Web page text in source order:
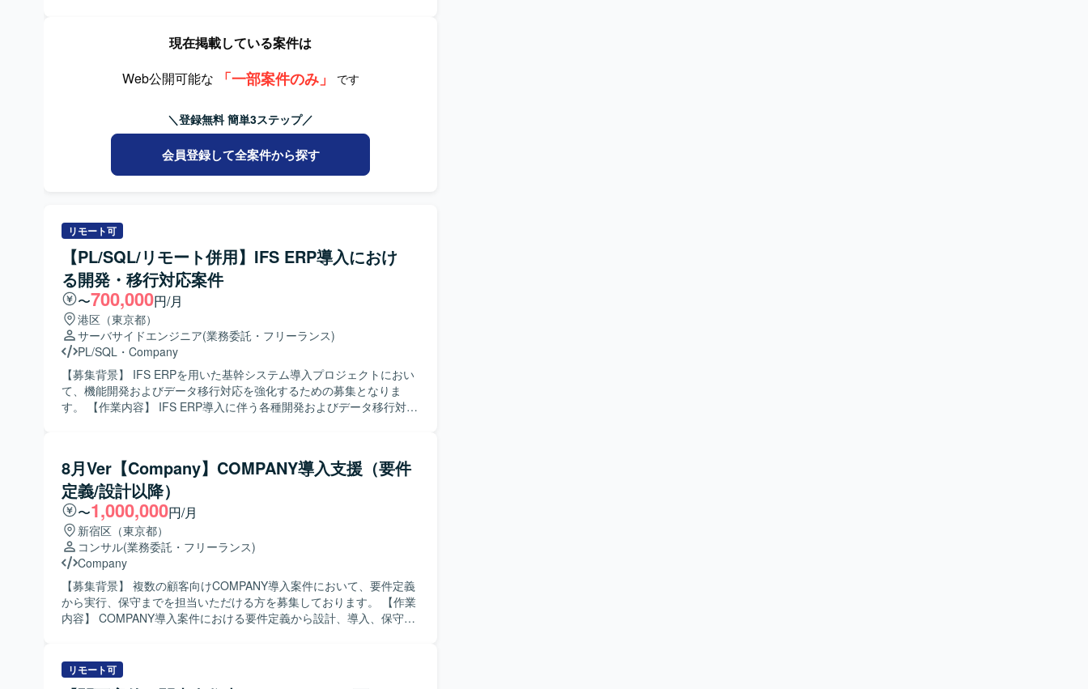
に応じたエスカレーション対応を行っていただきます。また、顧客要
認までを一貫して対応していただきます。あわせて、軽微な不具合修
正や改善要望への対応、問い合わせ内容のナレッジ化やドキュメント
を丁寧にヒアリングし、分かりやすく説明しながら円滑にコミュニケ
ーションが取れる方を求めております。mcframe 販売または生産管理
領域の知見を活かし、システムの背景業務も理解しながら保守サポー
トに取り組める方が望ましいです。問い合わせ対応や改修作業におい
に直結する保守・改善に関わっていただけます。問い合わせ対応から
改修まで一連の流れを経験できるため、業務理解とシステム理解の双
方を高めることができます。長期的に関われる環境のため、顧客との
信頼関係を構築しつつ安定的にスキルアップしていけるポジションで
す。 【開発環境】 mcframe を中心とした販売・生産管理システム環
境上での保守およびプログラム改修を行っていただきます。Oracle な
どのデータベースに関する知識を活かして、既存システムの安定運用
と改善に携わっていただきます。
現在掲載している案件は
Web公開可能な
「一部案件のみ」 です
＼登録無料 簡単3ステップ／
会員登録して全案件から探す
リモート可
【PL/SQL/リモート併用】IFS ERP導入におけ
る開発・移行対応案件
〜700,000円/月
港区（東京都）
サーバサイドエンジニア(業務委託・フリーランス)
PL/SQL ・ Company
【募集背景】 IFS ERPを用いた基幹システム導入プロジェクトにおい
て、機能開発およびデータ移行対応を強化するための募集となりま
す。 【作業内容】 IFS ERP導入に伴う各種開発およびデータ移行対応
は、データ移行設計および実装、移行計画に基づいた移行検証や不具
合修正などを担当していただきます。 【求める人物像】 ERP導入プロ
ジェクトにおいて、関係者と連携しながら自律的にタスクを推進でき
る方を求めております。課題発生時に原因を整理し、周囲と相談しつ
つ解決策を提案・実行できる協調性とコミュニケーション力のある方
が望ましいです。 【ポジションの魅力】 大規模な基幹システム導入プ
ロジェクトに参画することで、IFS ERPをはじめとしたERP導入のノ
ウハウや、会計・人事・生産管理など複数業務領域の知見を広く身に
つけることができます。開発から移行まで一連の工程に携わること
で、上流から下流までの経験を積み、今後のキャリア形成に活かして
ます。
8月Ver【Company】COMPANY導入支援（要件
定義/設計以降）
〜1,000,000円/月
新宿区（東京都）
コンサル(業務委託・フリーランス)
Company
【募集背景】 複数の顧客向けCOMPANY導入案件において、要件定義
から実行、保守までを担当いただける方を募集しております。 【作業
内容】 COMPANY導入案件における要件定義から設計、導入、保守全
やCOM再構築案件、サービス業向けの組織図・社員番号変更対応、不
動産業向けのグループ会社導入案件など、複数プロジェクトに参画い
リモート可